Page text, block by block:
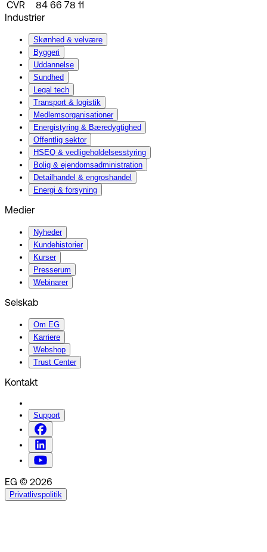
CVR
84 66 78 11
Industrier
Skønhed & velvære
Byggeri
Uddannelse
Sundhed
Legal tech
Transport & logistik
Medlemsorganisationer
Energistyring & Bæredygtighed
Offentlig sektor
HSEQ & vedligeholdelsesstyring
Bolig & ejendomsadministration
Detailhandel & engroshandel
Energi & forsyning
Medier
Nyheder
Kundehistorier
Kurser
Presserum
Webinarer
Selskab
Om EG
Karriere
Webshop
Trust Center
Kontakt
Support
EG © 2026
Privatlivspolitik